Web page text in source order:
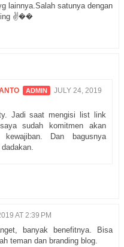
lainnya.Salah satunya dengan
✌��
JULY 24, 2019
Jadi saat mengisi list link
sudah komitmen akan
kewajiban. Dan bagusnya
AT 2:39 PM
banyak benefitnya. Bisa
teman dan branding blog.